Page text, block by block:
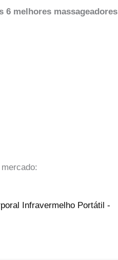
6 melhores massageadores
Infravermelho Portátil -